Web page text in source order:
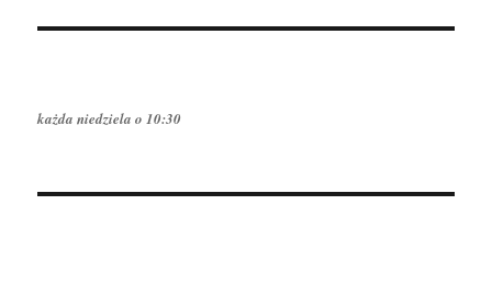
każda niedziela o 10:30